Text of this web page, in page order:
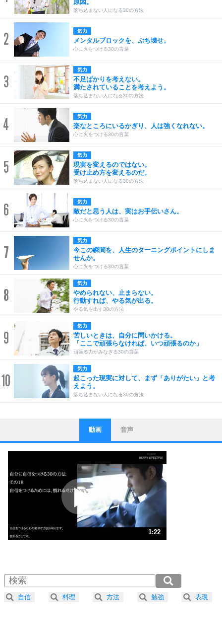
原因。
落ち込まない人になる30の方法
2 気力
メンタルブロックを、ぶち壊せ。
心に火をつける30の言葉
3
気力
不足ばかりを考えない。
満たされていることを考えよう。
落ち込まない人になる30の方法
4 気力
楽なところにいるかぎり、人は強くなれない。
心に火をつける30の言葉
5
気力
現実を変えるのではない。
受け止め方を変えるのだ。
落ち込まない人になる30の方法
6 気力
敵だと思う人は、実はお手伝いさん。
心に火をつける30の言葉
7
気力
今この瞬間を、人生のターニングポイントにしま
せんか。
心に火をつける30の言葉
8
気力
やめられない、止まらない。
行動すれば、やる気が出る。
やる気を出す30の方法
9
気力
苦しいときは、自分に問いかける。
「ここで頑張らなければ、いつ頑張るのか」
頑張る力がみなぎる30の言葉
10
気力
起こった現実に対して、まず「ありがたい」と考
えよう。
落ち込まない人になる30の方法
1
ストレス対策
他人と比べない。
いっそのこと、他人を見ない。
いらいらしない人になる30の方法
プラス思考
ポジティブになれない原因は、行動しないから。
ポジティブ思考になる30の方法
ストレス対策
人生、なんとかなるもの。
気楽に生きる30の方法
4 器の大きい人は、怒りを優しさで表現する。
プラス思考
動画 音声
1:22
2.0倍速 （161KB 41秒）
2.5倍速 （129KB 32秒）
3.0倍速 （108KB 27秒）
自信 料理 方法 勉強 表現